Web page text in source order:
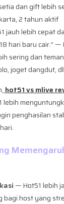
dan gift lebih
2 tahun aktif
jauh lebih cepat
hari baru cair.”
sering dan
joget dangdut,
hot51 vs mlive
lebih
penghasilan
— Hot51 lebih
bagi host yang